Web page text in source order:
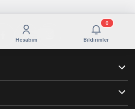
Hesabım Bildirimler
0